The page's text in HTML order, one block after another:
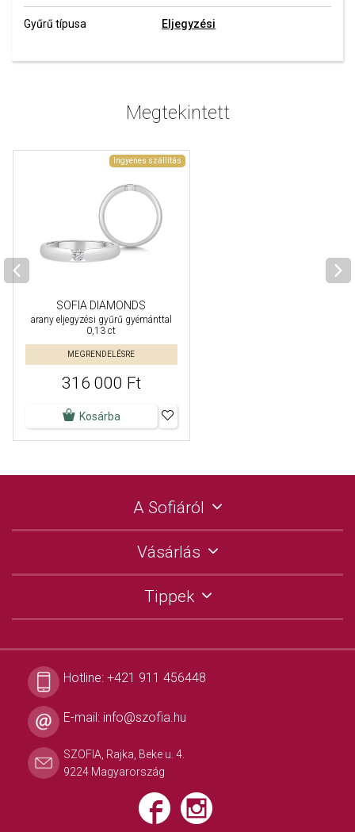
Gyűrű típusa Eljegyzési
Megtekintett
Ingyenes szállítás
SOFIA DIAMONDS
arany eljegyzési gyűrű gyémánttal
0,13 ct
MEGRENDELÉSRE
316 000 Ft
Kosárba
A Sofiáról
Vásárlás
Tippek
Hotline: +421 911 456448
E-mail: info@szofia.hu
SZOFIA, Rajka, Beke u. 4.
9224 Magyarország